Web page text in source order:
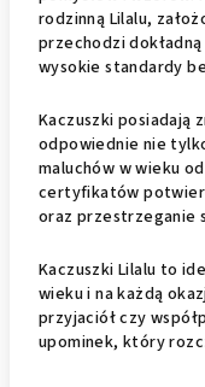
rodzinną Lilalu,
przechodzi
wysokie standardy
Kaczuszki posiadają
odpowiednie nie
maluchów w wieku
certyfikatów
oraz przestrzeganie
Kaczuszki Lilalu to
wieku i na każdą
przyjaciół czy
upominek, który